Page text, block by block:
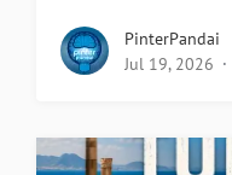
PinterPandai
Jul 19, 2026